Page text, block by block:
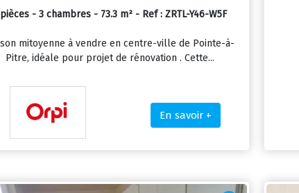
- 3 chambres - 73.3 m² - Ref : ZRTL-Y46-W5F
mitoyenne à vendre en centre-ville de Pointe-à-
Pitre, idéale pour projet de rénovation . Cette...
En savoir +